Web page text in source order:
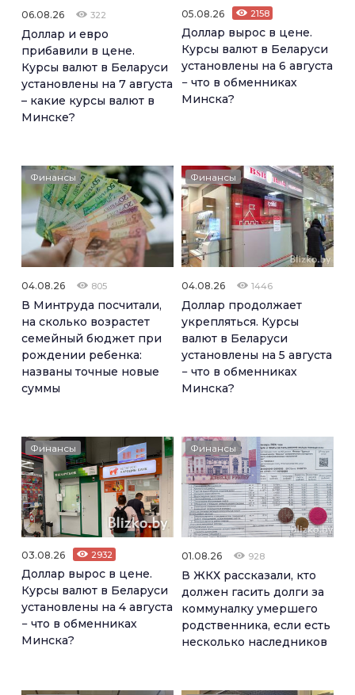
06.08.26 322
Доллар и евро
прибавили в цене.
Курсы валют в Беларуси
установлены на 7 августа
– какие курсы валют в
Минске?
05.08.26 2158
Доллар вырос в цене.
Курсы валют в Беларуси
установлены на 6 августа
− что в обменниках
Минска?
Финансы
04.08.26 805
В Минтруда посчитали,
на сколько возрастет
семейный бюджет при
рождении ребенка:
названы точные новые
суммы
Финансы
04.08.26 1446
Доллар продолжает
укрепляться. Курсы
валют в Беларуси
установлены на 5 августа
− что в обменниках
Минска?
Финансы
03.08.26 2932
Доллар вырос в цене.
Курсы валют в Беларуси
установлены на 4 августа
− что в обменниках
Минска?
Финансы
01.08.26 928
В ЖКХ рассказали, кто
должен гасить долги за
коммуналку умершего
родственника, если есть
несколько наследников